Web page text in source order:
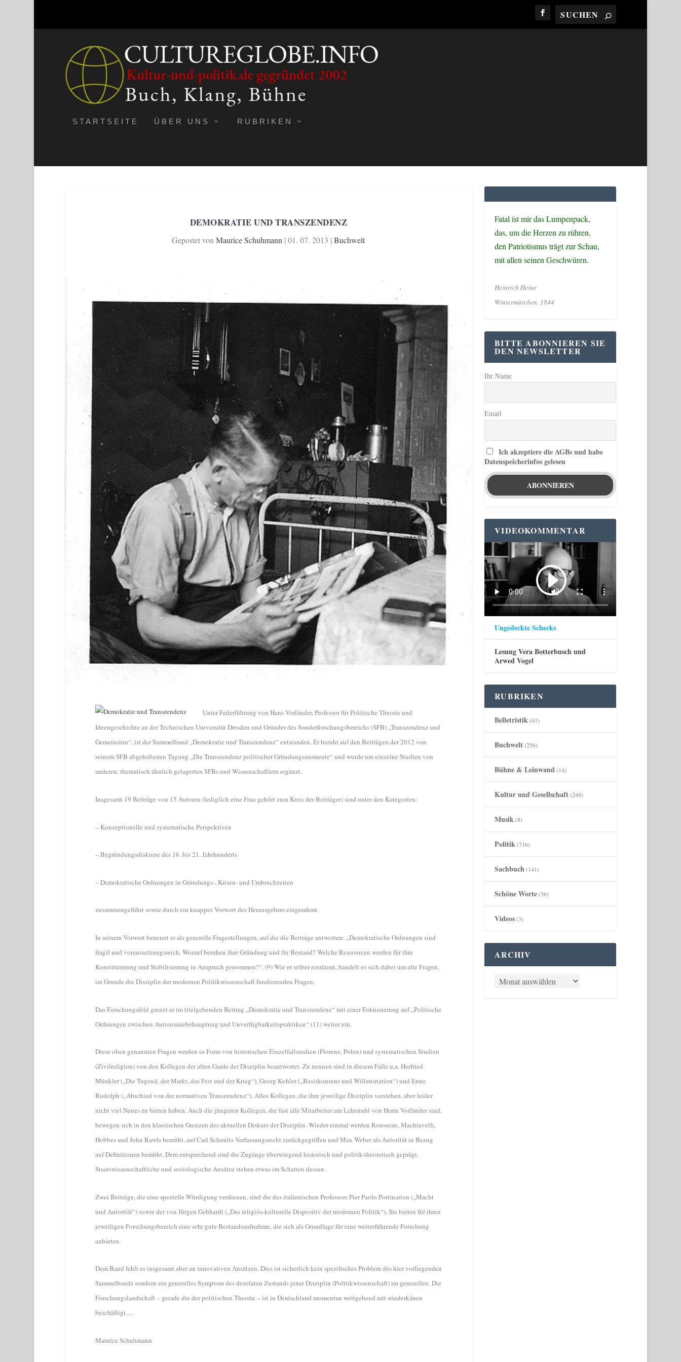
STARTSEITE ÜBER UNS RUBRIKEN
DEMOKRATIE UND TRANSZENDENZ
Gepostet vonMaurice Schuhmann |01. 07. 2013 |Buchwelt
Unter Federführung von Hans Vorländer, Professor für Politische Theorie und
Ideengeschichte an der Technischen Universität Dresden und Gründer des Sonderforschungsbereichs (SFB) „Transzendenz und
Gemeinsinn“, ist der Sammelband „Demokratie und Transzendenz“ entstanden. Er beruht auf den Beiträgen der 2012 von
seinem SFB abgehaltenen Tagung „Die Transzendenz politischer Gründungsmomente“ und wurde um einzelne Studien von
anderen, thematisch ähnlich gelagerten SFBs und Wissenschaftlern ergänzt.
Insgesamt 19 Beiträge von 15 Autoren (lediglich eine Frau gehört zum Kreis der Beiträger) sind unter den Kategorien:
– Konzeptionelle und systematische Perspektiven
– Begründungsdiskurse des 16. bis 21. Jahrhunderts
– Demokratische Ordnungen in Gründungs-, Krisen- und Umbruchzeiten
zusammengeführt sowie durch ein knappes Vorwort des Herausgebers eingerahmt.
In seinem Vorwort benennt er als generelle Fragestellungen, auf die die Beiträge antworten: „Demokratische Ordnungen sind
fragil und voraussetzungsreich. Worauf beruhen ihre Gründung und ihr Bestand? Welche Ressourcen werden für ihre
Konstituierung und Stabilisierung in Anspruch genommen?“. (9) Wie er selber einräumt, handelt es sich dabei um alte Fragen,
im Grunde die Disziplin der modernen Politikwissenschaft fundierenden Fragen.
Das Forschungsfeld grenzt er im titelgebenden Beitrag „Demokratie und Transzendenz“ mit einer Fokussierung auf „Politische
Ordnungen zwischen Autonomiebehauptung und Unverfügbarkeitspraktiken“ (11) weiter ein.
Diese oben genannten Fragen werden in Form von historischen Einzelfallstudien (Florenz, Polen) und systematischen Studien
(Zivilreligion) von den Kollegen der alten Garde der Disziplin beantwortet. Zu nennen sind in diesem Falle u.a. Herfried
Münkler („Die Tugend, der Markt, das Fest und der Krieg“), Georg Kohler („Basiskonsens und Willensnation“) und Enno
Rudolph („Abschied von der normativen Transzendenz“). Alles Kollegen, die ihre jeweilige Disziplin verstehen, aber leider
nicht viel Neues zu bieten haben. Auch die jüngeren Kollegen, die fast alle Mitarbeiter am Lehrstuhl von Herrn Vorländer sind,
bewegen sich in den klassischen Grenzen des aktuellen Diskurs der Disziplin. Wieder einmal werden Rousseau, Machiavelli,
Hobbes und John Rawls bemüht, auf Carl Schmitts Verfassungsrecht zurückgegriffen und Max Weber als Autorität in Bezug
auf Definitionen bemüht. Dem entsprechend sind die Zugänge überwiegend historisch und politik-theoretisch geprägt.
Staatswissenschaftliche und soziologische Ansätze stehen etwas im Schatten dessen.
Zwei Beiträge, die eine spezielle Würdigung verdienen, sind die des italienischen Professors Pier Paolo Portinarion („Macht
und Autorität“) sowie der von Jürgen Gebhardt („Das religiös-kulturelle Dispositiv der modernen Politik“). Sie bieten für ihren
jeweiligen Forschungsbereich eine sehr gute Bestandsaufnahme, die sich als Grundlage für eine weiterführende Forschung
anbieten.
Dem Band fehlt es insgesamt aber an innovativen Ansätzen. Dies ist sicherlich kein spezifisches Problem des hier vorliegenden
Sammelbands sondern ein generelles Symptom des desolaten Zustands jener Disziplin (Politikwissenschaft) im generellen. Die
Forschungslandschaft – gerade die der politischen Theorie – ist in Deutschland momentan weitgehend mit wiederkäuen
beschäftigt….
Maurice Schuhmann
Fatal ist mir das Lumpenpack,
das, um die Herzen zu rühren,
den Patriotismus trägt zur Schau,
mit allen seinen Geschwüren.
Heinrich Heine
Wintermärchen, 1844
BITTE ABONNIEREN SIE
DEN NEWSLETTER
Ihr Name
Email
Ich akzeptiere die AGBs und habe
Datenspeicherinfos gelesen
VIDEOKOMMENTAR
Ungedeckte Schecks
Lesung Vera Botterbusch und
Arwed Vogel
RUBRIKEN
Belletristik(41)
Buchwelt(256)
Bühne & Leinwand(14)
Kultur und Gesellschaft(246)
Musik(8)
Politik(716)
Sachbuch(141)
Schöne Worte(36)
Videos(3)
ARCHIV